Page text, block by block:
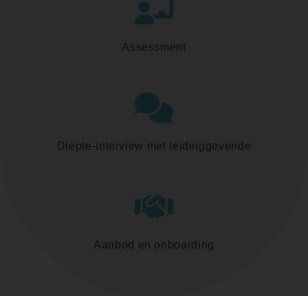
Assessment
Diepte-interview met leidinggevende
Aanbod en onboarding